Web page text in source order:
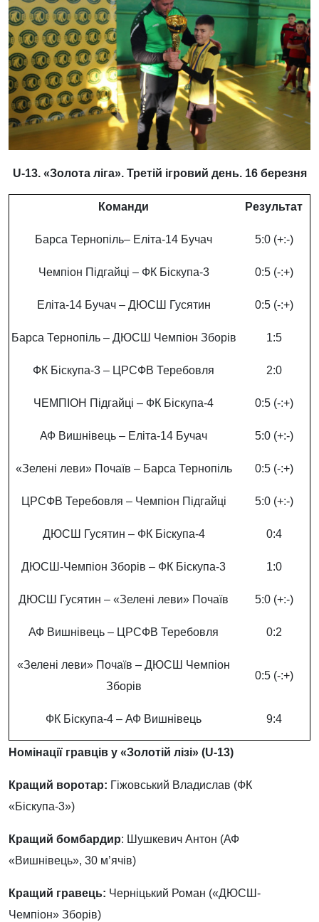
U-13. «Золота ліга». Третій ігровий день. 16 березня
Команди Результат
Барса Тернопіль– Еліта-14 Бучач 5:0 (+:-)
Чемпіон Підгайці – ФК Біскупа-3 0:5 (-:+)
Еліта-14 Бучач – ДЮСШ Гусятин 0:5 (-:+)
Барса Тернопіль – ДЮСШ Чемпіон Зборів 1:5
ФК Біскупа-3 – ЦРСФВ Теребовля 2:0
ЧЕМПІОН Підгайці – ФК Біскупа-4 0:5 (-:+)
АФ Вишнівець – Еліта-14 Бучач 5:0 (+:-)
«Зелені леви» Почаїв – Барса Тернопіль 0:5 (-:+)
ЦРСФВ Теребовля – Чемпіон Підгайці 5:0 (+:-)
ДЮСШ Гусятин – ФК Біскупа-4 0:4
ДЮСШ-Чемпіон Зборів – ФК Біскупа-3 1:0
ДЮСШ Гусятин – «Зелені леви» Почаїв 5:0 (+:-)
АФ Вишнівець – ЦРСФВ Теребовля 0:2
«Зелені леви» Почаїв – ДЮСШ Чемпіон
Зборів
0:5 (-:+)
ФК Біскупа-4 – АФ Вишнівець 9:4
Номінації гравців у «Золотій лізі» (U-13)
Кращий воротар: Гіжовський Владислав (ФК
«Біскупа-3»)
Кращий бомбардир: Шушкевич Антон (АФ
«Вишнівець», 30 м’ячів)
Кращий гравець: Черніцький Роман («ДЮСШ-
Чемпіон» Зборів)